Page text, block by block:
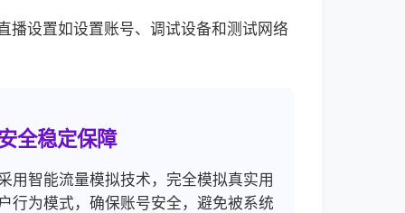
播设置如设置账号、调试设备和测试网络
全稳定保障
用智能流量模拟技术，完全模拟真实用
行为模式，确保账号安全，避免被系统